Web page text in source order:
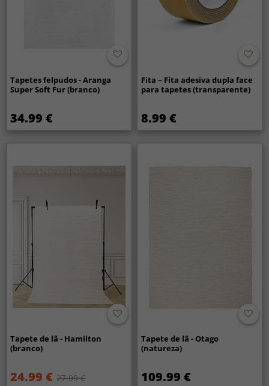
Tapetes felpudos - Aranga
Super Soft Fur (branco)
34.99 €
Fita – Fita adesiva dupla face
para tapetes (transparente)
8.99 €
Tapete de lã - Hamilton
(branco)
24.99 € 27.99 €
Tapete de lã - Otago
(natureza)
109.99 €